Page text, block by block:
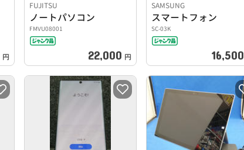
円
FUJITSU
ノートパソコン
FMVU08001
22,000 円
SAMSUNG
スマートフォン
SC-03K
16,500